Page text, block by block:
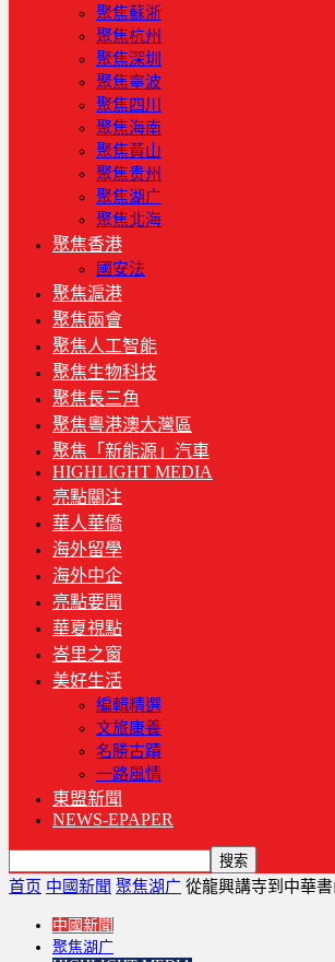
聚焦蘇浙
聚焦杭州
聚焦深圳
聚焦寧波
聚焦四川
聚焦海南
聚焦黃山
聚焦贵州
聚焦湖广
聚焦北海
聚焦香港
國安法
聚焦滬港
聚焦兩會
聚焦人工智能
聚焦生物科技
聚焦長三角
聚焦粵港澳大灣區
聚焦「新能源」汽車
HIGHLIGHT MEDIA
亮點關注
華人華僑
海外留學
海外中企
亮點要聞
華夏視點
峇里之窗
美好生活
編輯精選
文旅康養
名勝古蹟
一路風情
東盟新聞
NEWS-EPAPER
首页 中國新聞 聚焦湖广 從龍興講寺到中華
中國新聞
聚焦湖广